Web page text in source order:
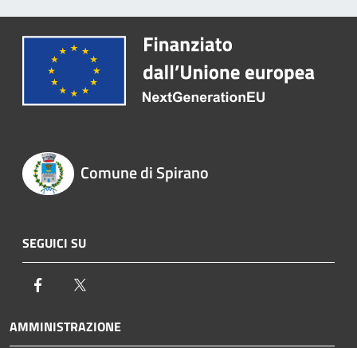
Comune di Spirano
SEGUICI SU
Facebook
AMMINISTRAZIONE